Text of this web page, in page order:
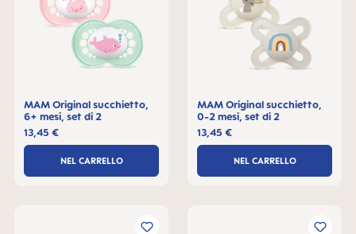
MAM Original succhietto,
6+ mesi, set di 2
13,45 €
NEL CARRELLO
MAM Original succhietto,
0-2 mesi, set di 2
13,45 €
NEL CARRELLO